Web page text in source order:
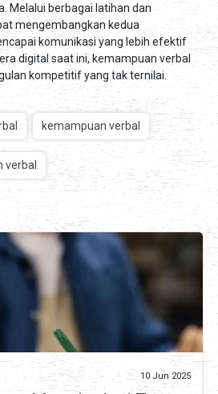
Melalui berbagai latihan dan
mengembangkan kedua
komunikasi yang lebih efektif
digital saat ini, kemampuan verbal
kompetitif yang tak ternilai.
kemampuan verbal
verbal
10 Jun 2025